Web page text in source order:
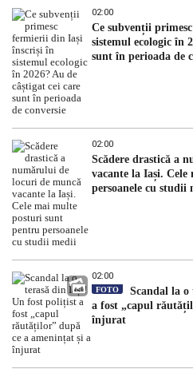
02:00
Ce subvenții
sistemul ecologic în
sunt în perioada de
02:00
Scădere drastică a
vacante la Iași.
persoanele cu studii
02:00
FOTO
Scandal la
a fost „capul
înjurat